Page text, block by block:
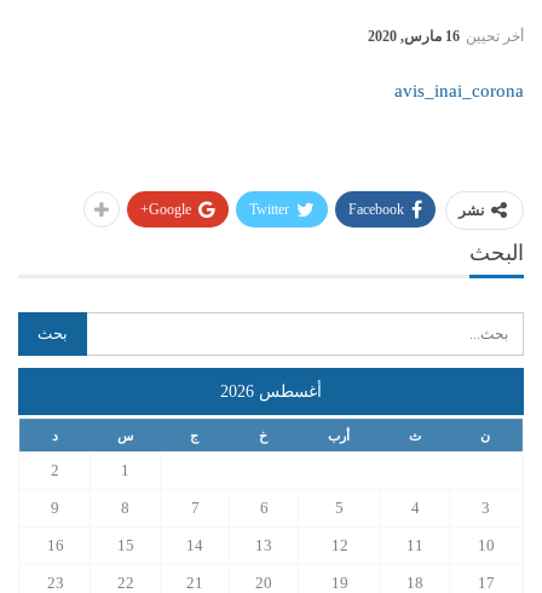
أخر تحيين 16 مارس, 2020
avis_inai_corona
نشر Facebook
Twitter
Google+
البحث
أغسطس 2026
ن ث أرب خ ج س د
1
2
3
4
5
6
7
8
9
10
11
12
13
14
15
16
17
18
19
20
21
22
23